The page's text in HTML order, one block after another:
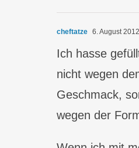
cheftatze 6. August
Ich hasse
nicht wegen
Geschmack,
wegen der